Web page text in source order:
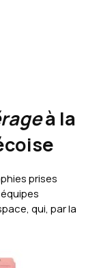
à la
prises
qui, par la